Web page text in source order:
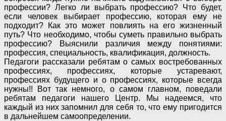
профессии? Легко ли выбрать профессию? Что будет,
если человек выбирает профессию, которая ему не
подходит? Как это может повлиять на его жизненный
путь? Что необходимо, чтобы суметь правильно выбрать
профессию? Выяснили различия между понятиями:
профессия, специальность, квалификация, должность.
Педагоги рассказали ребятам о самых востребованных
профессиях, профессиях, которые устаревают,
профессиях будущего и о профессиях, которые всегда
нужны!! Вот так немного, о самом главном, поведали
ребятам педагоги нашего Центр. Мы надеемся, что
каждый из них запомнил для себя то, что ему пригодится
в дальнейшем самоопределении.